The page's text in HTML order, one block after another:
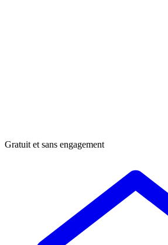
Gratuit et sans engagement